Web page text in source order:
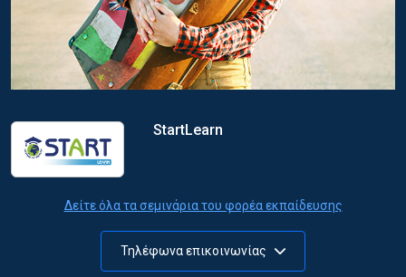
StartLearn
Δείτε όλα τα σεμινάρια του φορέα εκπαίδευσης
Τηλέφωνα επικοινωνίας